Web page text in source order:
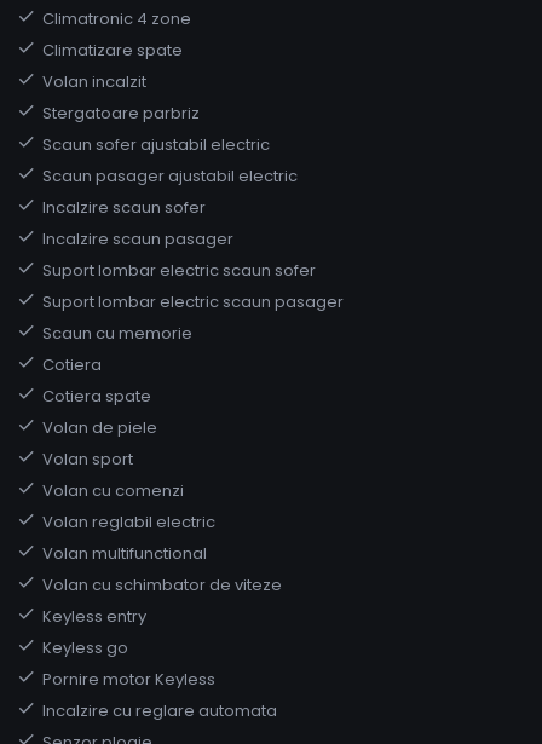
Climatronic 4 zone
Climatizare spate
Volan incalzit
Stergatoare parbriz
Scaun sofer ajustabil electric
Scaun pasager ajustabil electric
Incalzire scaun sofer
Incalzire scaun pasager
Suport lombar electric scaun sofer
Suport lombar electric scaun pasager
Scaun cu memorie
Cotiera
Cotiera spate
Volan de piele
Volan sport
Volan cu comenzi
Volan reglabil electric
Volan multifunctional
Volan cu schimbator de viteze
Keyless entry
Keyless go
Pornire motor Keyless
Incalzire cu reglare automata